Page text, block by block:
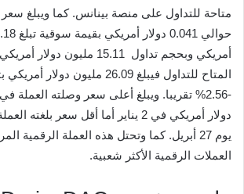
أمريكي وبحجم تداول 15.11 مليون
المتاح للتداول فيبلغ 26.09 مليون
العملات الرقمية الأكثر شعبية.